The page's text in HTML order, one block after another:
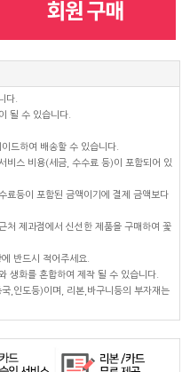
다.
될 수 있습니다.
드하여 배송할 수 있습니다.
비스 비용(세금, 수수료 등)이 포함되어 있
료등이 포함된 금액이기에 결제 금액보다
처 제과점에서 신선한 제품을 구매하여 꽃
반드시 적어주세요.
생화를 혼합하여 제작 될 수 있습니다.
,인도등)이며, 리본,바구니등의 부자재는